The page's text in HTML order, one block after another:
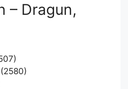
– Dragun,